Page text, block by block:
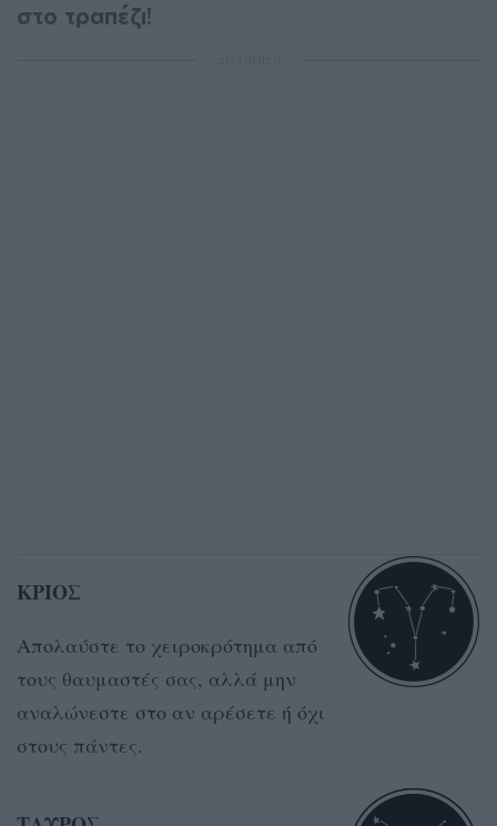
στο τραπέζι!
ΚΡΙΟΣ
Απολαύστε το χειροκρότημα από
τους θαυμαστές σας, αλλά μην
αναλώνεστε στο αν αρέσετε ή όχι
στους πάντες.